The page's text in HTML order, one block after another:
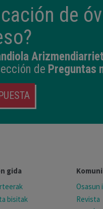
de
de Preguntas
gida
bisitak
Osasun
Revista